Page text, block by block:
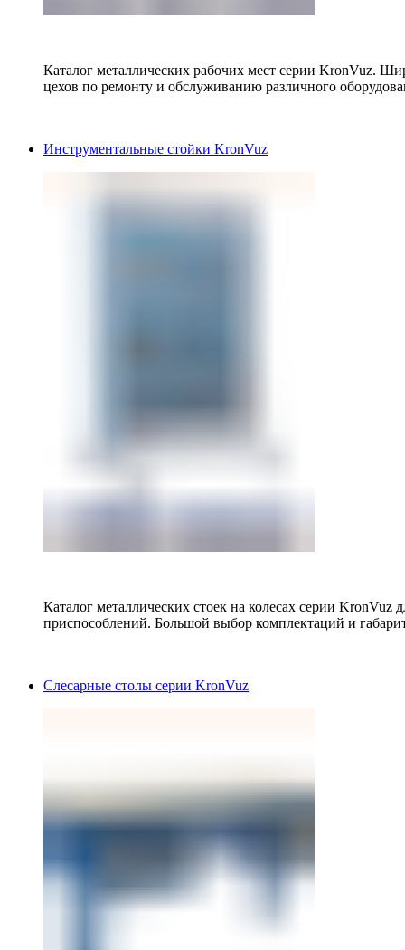
Каталог металлических рабочих мест серии KronVuz.
цехов по ремонту и обслуживанию различного
Инструментальные стойки KronVuz
Каталог металлических стоек на колесах серии KronVuz
приспособлений. Большой выбор комплектаций и
Слесарные столы серии KronVuz